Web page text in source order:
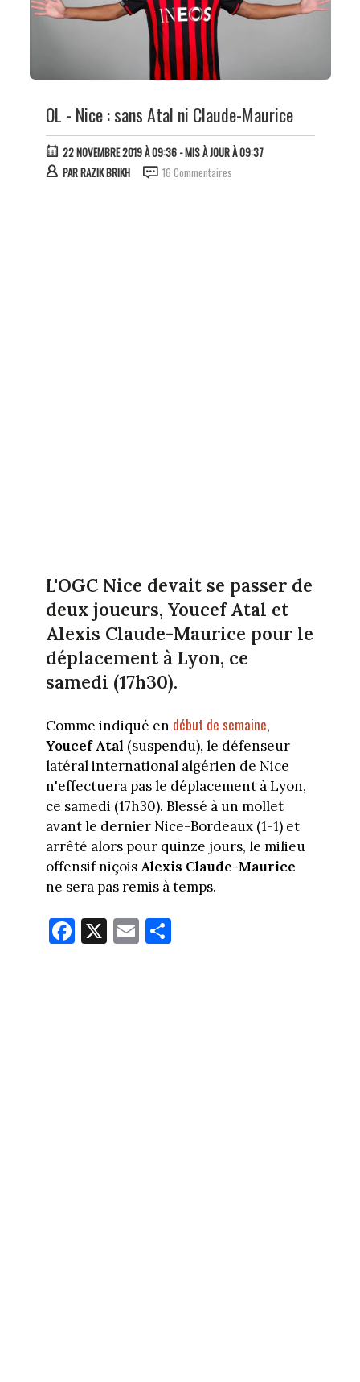
OL - Nice : sans Atal ni Claude-Maurice
22 NOVEMBRE 2019 À 09:36- MIS À JOUR À 09:37
PARRAZIK BRIKH 16 Commentaires
L'OGC Nice devait se passer de
deux joueurs, Youcef Atal et
Alexis Claude-Maurice pour le
déplacement à Lyon, ce
samedi (17h30).
Comme indiqué en début de semaine,
Youcef Atal (suspendu),le défenseur
latéral international algérien de Nice
n'effectuera pas le déplacement à Lyon,
ce samedi (17h30). Blessé à un mollet
avant le dernier Nice-Bordeaux (1-1) et
arrêté alors pour quinze jours, le milieu
offensif niçois Alexis Claude-Maurice
ne sera pas remis à temps.
Fa
ce
X E
m
Pa